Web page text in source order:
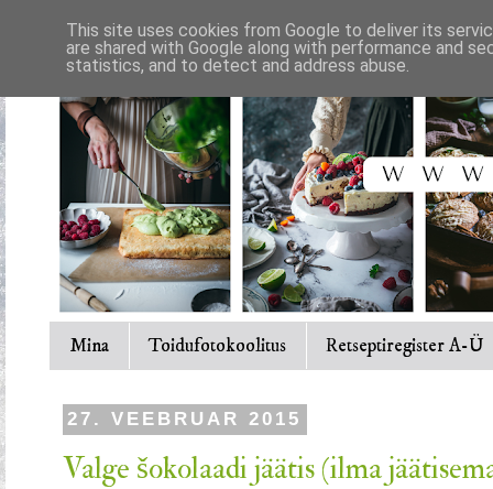
Mina Toidufotokoolitus Retseptiregister A-Ü
27. VEEBRUAR 2015
Valge šokolaadi jäätis (ilma
This site uses cookies from Google to deliver its
are shared with Google along with performance and
statistics, and to detect and address abuse.